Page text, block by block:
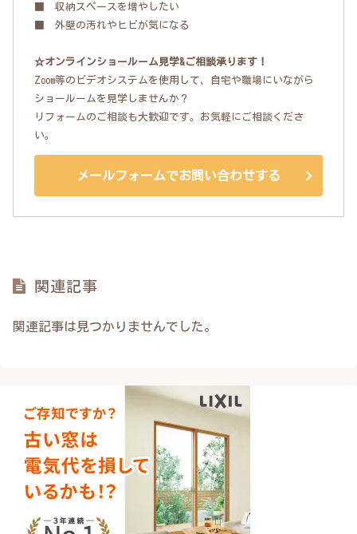
■ 収納スペースを増やしたい
■ 外壁の汚れやヒビが気になる
☆オンラインショールーム見学&ご相談承ります！
Zoom等のビデオシステムを使用して、自宅や職場にいながら
ショールームを見学しませんか？
リフォームのご相談も大歓迎です。お気軽にご相談くださ
い。
メールフォームでお問い合わせする
関連記事
関連記事は見つかりませんでした。